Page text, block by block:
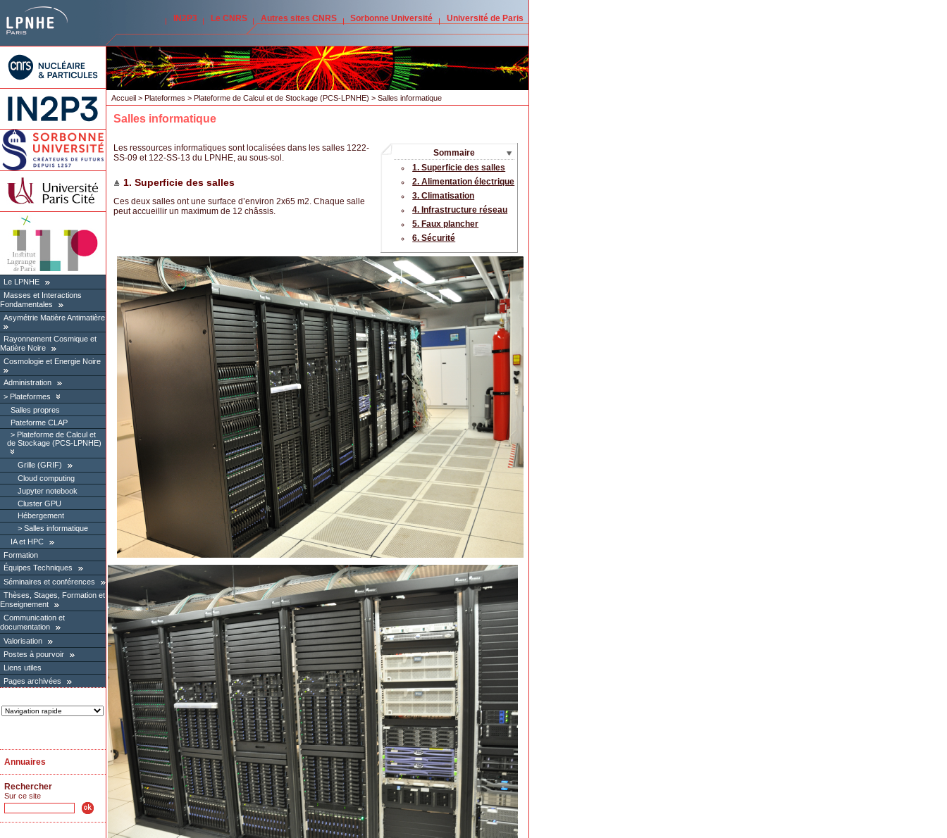
IN2P3 Le CNRS Autres sites CNRS Sorbonne Université Université de Paris
Le LPNHE
Masses et Interactions
Fondamentales
Asymétrie Matière Antimatière
Rayonnement Cosmique et
Matière Noire
Cosmologie et Energie Noire
Administration
Plateformes
Salles propres
Pateforme CLAP
Plateforme de Calcul et
de Stockage (PCS-LPNHE)
Grille (GRIF)
Cloud computing
Jupyter notebook
Cluster GPU
Hébergement
Salles informatique
IA et HPC
Formation
Équipes Techniques
Séminaires et conférences
Thèses, Stages, Formation et
Enseignement
Communication et
documentation
Valorisation
Postes à pourvoir
Liens utiles
Pages archivées
Annuaires
Rechercher
Sur ce site
Accueil > Plateformes > Plateforme de Calcul et de Stockage (PCS-LPNHE) > Salles informatique
Salles informatique
Sommaire
1. Superficie des salles
2. Alimentation électrique
3. Climatisation
4. Infrastructure réseau
5. Faux plancher
6. Sécurité
Les ressources informatiques sont localisées dans les salles 1222-
SS-09 et 122-SS-13 du LPNHE, au sous-sol.
1. Superficie des salles
Ces deux salles ont une surface d’environ 2x65 m2. Chaque salle
peut accueillir un maximum de 12 châssis.